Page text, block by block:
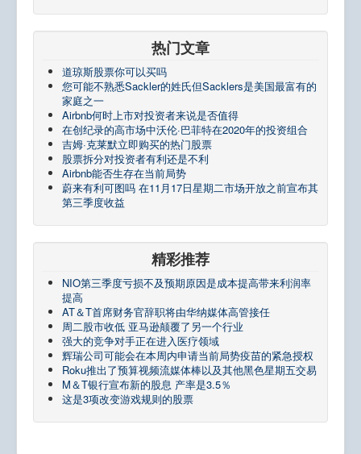
热门文章
道琼斯股票你可以买吗
您可能不熟悉Sackler的姓氏但Sacklers是美国最富有的
家庭之一
Airbnb何时上市对投资者来说是否值得
在创纪录的高市场中沃伦·巴菲特在2020年的投资组合
吉姆·克莱默立即购买的热门股票
股票拆分对投资者有利还是不利
Airbnb能否生存在当前局势
蔚来有利可图吗 在11月17日星期二市场开放之前宣布其
第三季度收益
精彩推荐
NIO第三季度亏损不及预期原因是成本提高带来利润率
提高
AT＆T首席财务官辞职将由华纳媒体高管接任
周二股市收低 亚马逊颠覆了另一个行业
强大的竞争对手正在进入医疗领域
辉瑞公司可能会在本周内申请当前局势疫苗的紧急授权
Roku推出了预算视频流媒体棒以及其他黑色星期五交易
M＆T银行宣布新的股息 产率是3.5％
这是3项改变游戏规则的股票